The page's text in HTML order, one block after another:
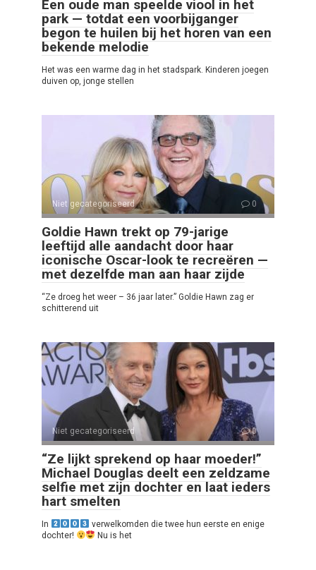
Een oude man speelde viool in het
park — totdat een voorbijganger
begon te huilen bij het horen van een
bekende melodie
Het was een warme dag in het stadspark. Kinderen joegen
duiven op, jonge stellen
Niet gecategoriseerd 0
Goldie Hawn trekt op 79-jarige
leeftijd alle aandacht door haar
iconische Oscar-look te recreëren —
met dezelfde man aan haar zijde
“Ze droeg het weer – 36 jaar later.” Goldie Hawn zag er
schitterend uit
Niet gecategoriseerd 0
“Ze lijkt sprekend op haar moeder!”
Michael Douglas deelt een zeldzame
selfie met zijn dochter en laat ieders
hart smelten
In
verwelkomden die twee hun eerste en enige
dochter!
Nu is het